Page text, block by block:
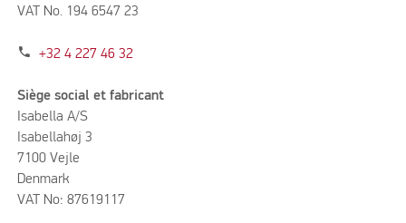
VAT No. 194 6547 23
phone +32 4 227 46 32
Siège social et fabricant
Isabella A/S
Isabellahøj 3
7100 Vejle
Denmark
VAT No: 87619117